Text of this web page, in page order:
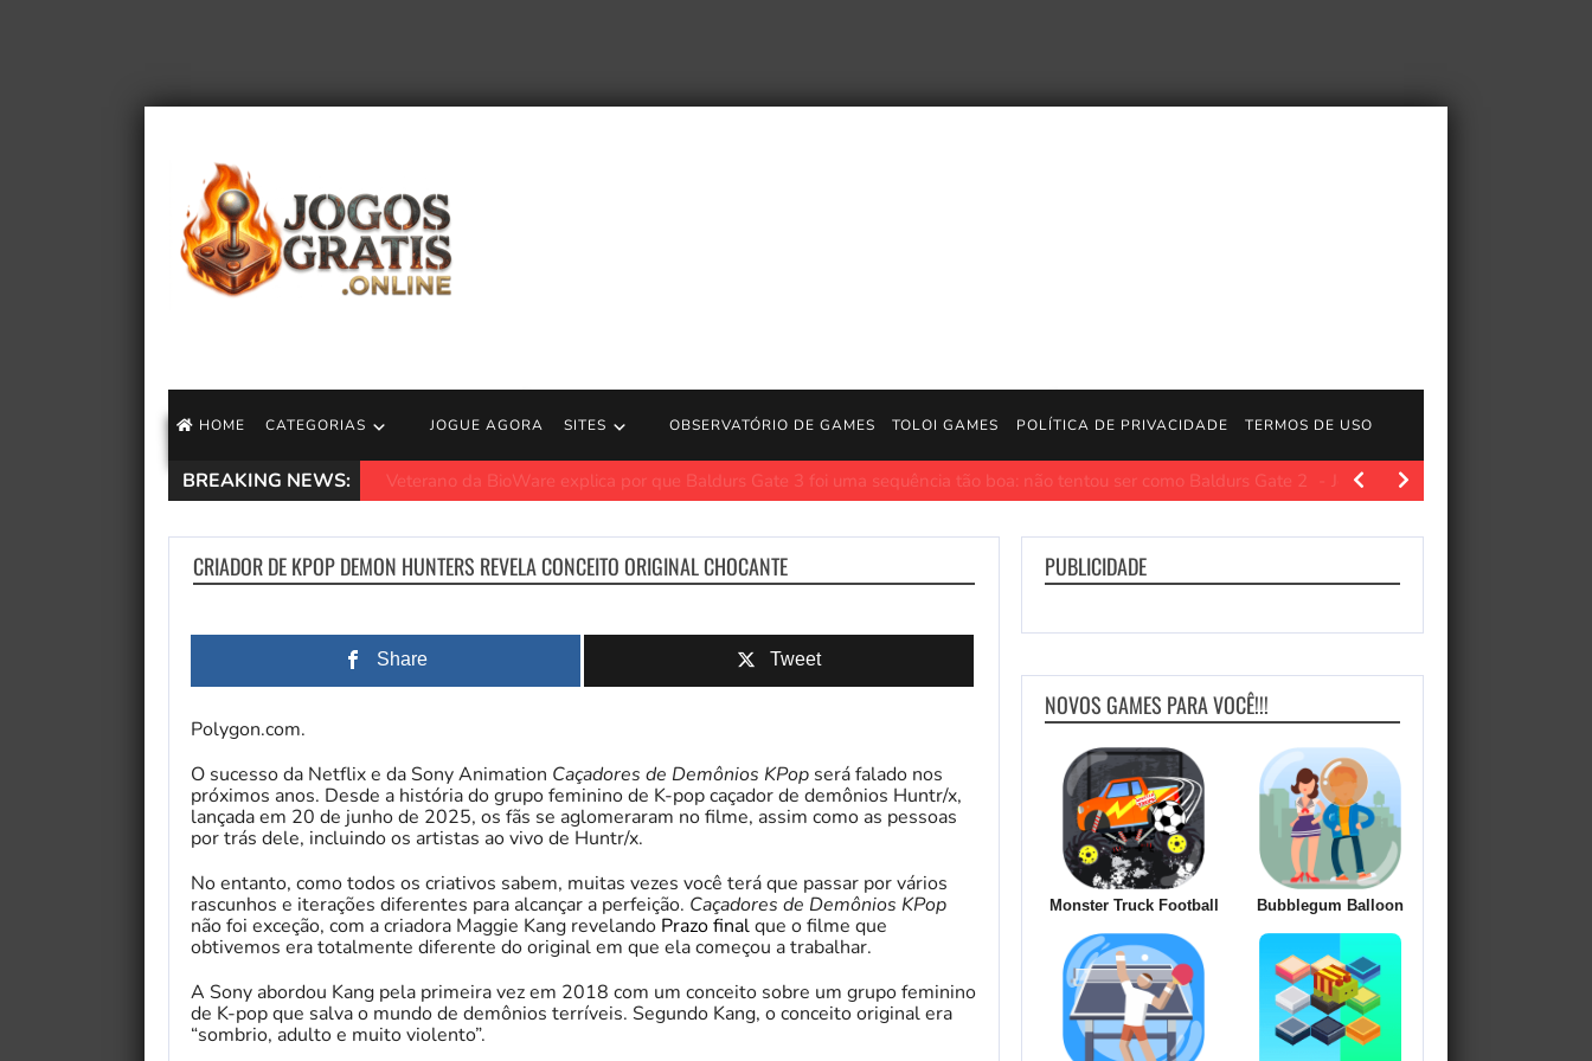
HOME CATEGORIAS JOGUE AGORA SITES OBSERVATÓRIO DE GAMES TOLOI GAMES POLÍTICA DE PRIVACIDADE TERMOS DE USO
BREAKING NEWS: Jeff VanderMeer anuncia Abdication, o quinto e último livro da série Southern Reach JogosGratisFun. Os fãs de Jeff VanderMeer e de sua…
CRIADOR DE KPOP DEMON HUNTERS REVELA CONCEITO ORIGINAL CHOCANTE
Share Tweet
Polygon.com.
O sucesso da Netflix e da Sony Animation Caçadores de Demônios KPop será falado nos
próximos anos. Desde a história do grupo feminino de K-pop caçador de demônios Huntr/x,
lançada em 20 de junho de 2025, os fãs se aglomeraram no filme, assim como as pessoas
por trás dele, incluindo os artistas ao vivo de Huntr/x.
No entanto, como todos os criativos sabem, muitas vezes você terá que passar por vários
rascunhos e iterações diferentes para alcançar a perfeição. Caçadores de Demônios KPop
não foi exceção, com a criadora Maggie Kang revelando Prazo finalque o filme que
obtivemos era totalmente diferente do original em que ela começou a trabalhar.
A Sony abordou Kang pela primeira vez em 2018 com um conceito sobre um grupo feminino
de K-pop que salva o mundo de demônios terríveis. Segundo Kang, o conceito original era
“sombrio, adulto e muito violento”.
PUBLICIDADE
NOVOS GAMES PARA VOCÊ!!!
Monster Truck Football Bubblegum Balloon